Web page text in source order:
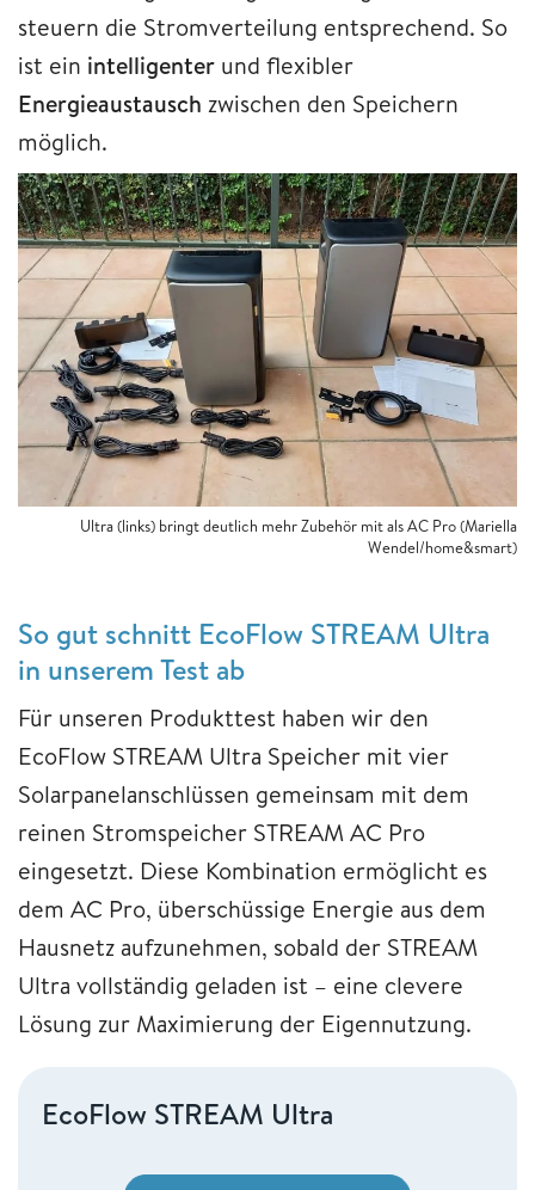
steuern die Stromverteilung entsprechend. So
ist ein intelligenter und flexibler
Energieaustausch zwischen den Speichern
möglich.
Ultra (links) bringt deutlich mehr Zubehör mit als AC Pro (Mariella
Wendel/home&smart)
So gut schnitt EcoFlow STREAM Ultra
in unserem Test ab
Für unseren Produkttest haben wir den
EcoFlow STREAM Ultra Speicher mit vier
Solarpanelanschlüssen gemeinsam mit dem
reinen Stromspeicher STREAM AC Pro
eingesetzt. Diese Kombination ermöglicht es
dem AC Pro, überschüssige Energie aus dem
Hausnetz aufzunehmen, sobald der STREAM
Ultra vollständig geladen ist – eine clevere
Lösung zur Maximierung der Eigennutzung.
EcoFlow STREAM Ultra